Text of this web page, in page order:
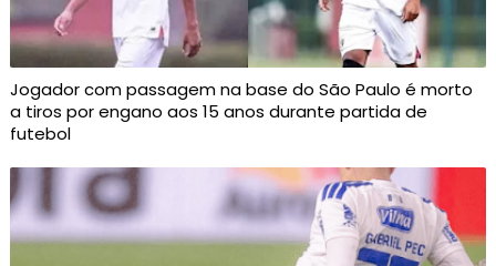
Jogador com passagem na base do São Paulo é morto
a tiros por engano aos 15 anos durante partida de
futebol